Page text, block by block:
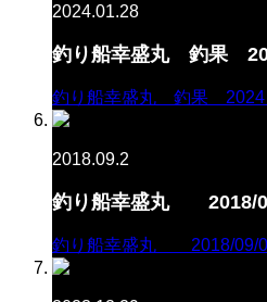
2024.01.28
釣り船幸盛丸 釣果
釣り船幸盛丸 釣果 2024
2018.09.2
釣り船幸盛丸 2018/
釣り船幸盛丸 2018/09/